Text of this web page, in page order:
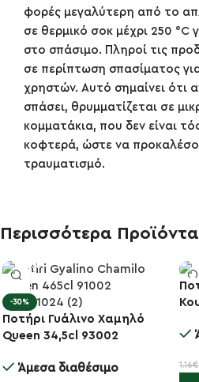
φορές μεγαλύτερη από το
σε θερμικό σοκ μέχρι 250 °C
στο σπάσιμο. Πληροί τις
σε περίπτωση σπασίματος
χρηστών. Αυτό σημαίνει ότι
σπάσει, θρυμματίζεται σε
κομματάκια, που δεν είναι
κοφτερά, ώστε να
τραυματισμό.
Περισσότερα Προϊόντα
-30%
Ποτήρι Γυάλινο Χαμηλό
Queen 34,5cl 93002
Άμεσα διαθέσιμο 1.16€